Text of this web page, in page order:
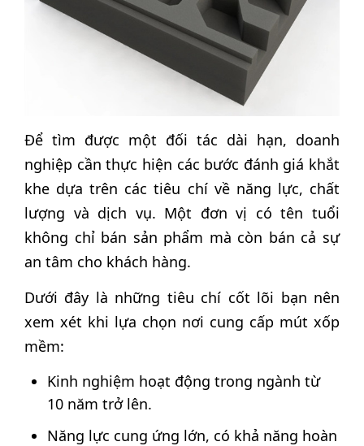
Để tìm được một đối tác dài hạn, doanh
nghiệp cần thực hiện các bước đánh giá khắt
khe dựa trên các tiêu chí về năng lực, chất
lượng và dịch vụ. Một đơn vị có tên tuổi
không chỉ bán sản phẩm mà còn bán cả sự
an tâm cho khách hàng.
Dưới đây là những tiêu chí cốt lõi bạn nên
xem xét khi lựa chọn nơi cung cấp mút xốp
mềm:
Kinh nghiệm hoạt động trong ngành từ
10 năm trở lên.
Năng lực cung ứng lớn, có khả năng hoàn